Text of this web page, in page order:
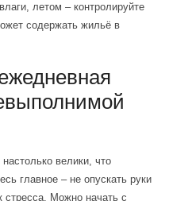
летом – контролируйте
содержать жильё в
велики, что
главное – не опускать руки
стресса. Можно начать с